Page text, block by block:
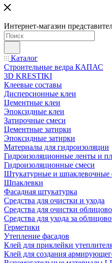
Интернет-магазин
Каталог
Строительные ведра КАПАС
3D KRESTIKI
Клеевые составы
Дисперсионные клеи
Цементные клеи
Эпоксидные клеи
Затирочные смеси
Цементные затирки
Эпоксидные затирки
Материалы для гидроизоляции
Гидроизоляционные ленты и
Гидроизоляционные смеси
Штукатурные и шпаклевочные
Шпаклевки
Фасадная штукатурка
Средства для очистки и ухода
Средства для очистки
Средства для ухода за
Герметики
Утепление фасадов
Клей для приклейки
Клей для создания